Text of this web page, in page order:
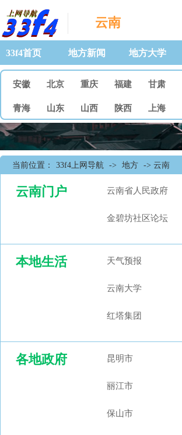
云南
33f4首页 地方新闻 地方大学
安徽 北京 重庆 福建 甘肃
青海 山东 山西 陕西 上海
当前位置： 33f4上网导航 -> 地方 -> 云南
云南门户 云南省人民政府
金碧坊社区论坛
本地生活 天气预报
云南大学
红塔集团
各地政府 昆明市
丽江市
保山市